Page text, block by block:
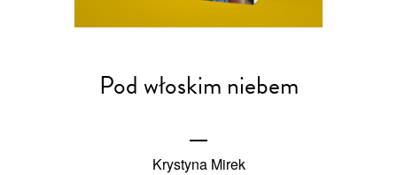
Pod włoskim niebem
Krystyna Mirek